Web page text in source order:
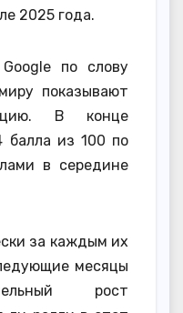
2025 года.
по слову
показывают
В конце
балла из 100 по
в середине
за каждым их
месяцы
рост